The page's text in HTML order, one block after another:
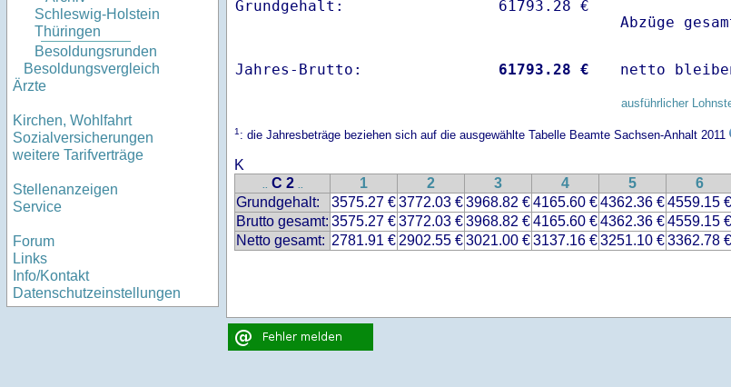
Schleswig-Holstein
Thüringen
Besoldungsrunden
Besoldungsvergleich
Ärzte
Kirchen, Wohlfahrt
Sozialversicherungen
weitere Tarifverträge
Stellenanzeigen
Service
Forum
Links
Info/Kontakt
Datenschutzeinstellungen
Abzüge
Jahres-Brutto: 61793.28 € netto
ausführlicher
1: die Jahresbeträge beziehen sich auf die ausgewählte Tabelle Beamte Sachsen-Anhalt 2011
K
.. C 2 .. 1 2 3 4 5 6
Grundgehalt:
3575.27 €3772.03 €3968.82 €4165.60 €4362.36 €4559.15 €
Brutto gesamt: 3575.27 €3772.03 €3968.82 €4165.60 €4362.36 €4559.15 €
Netto gesamt: 2781.91 € 2902.55 €3021.00 €3137.16 €3251.10 €3362.78 €